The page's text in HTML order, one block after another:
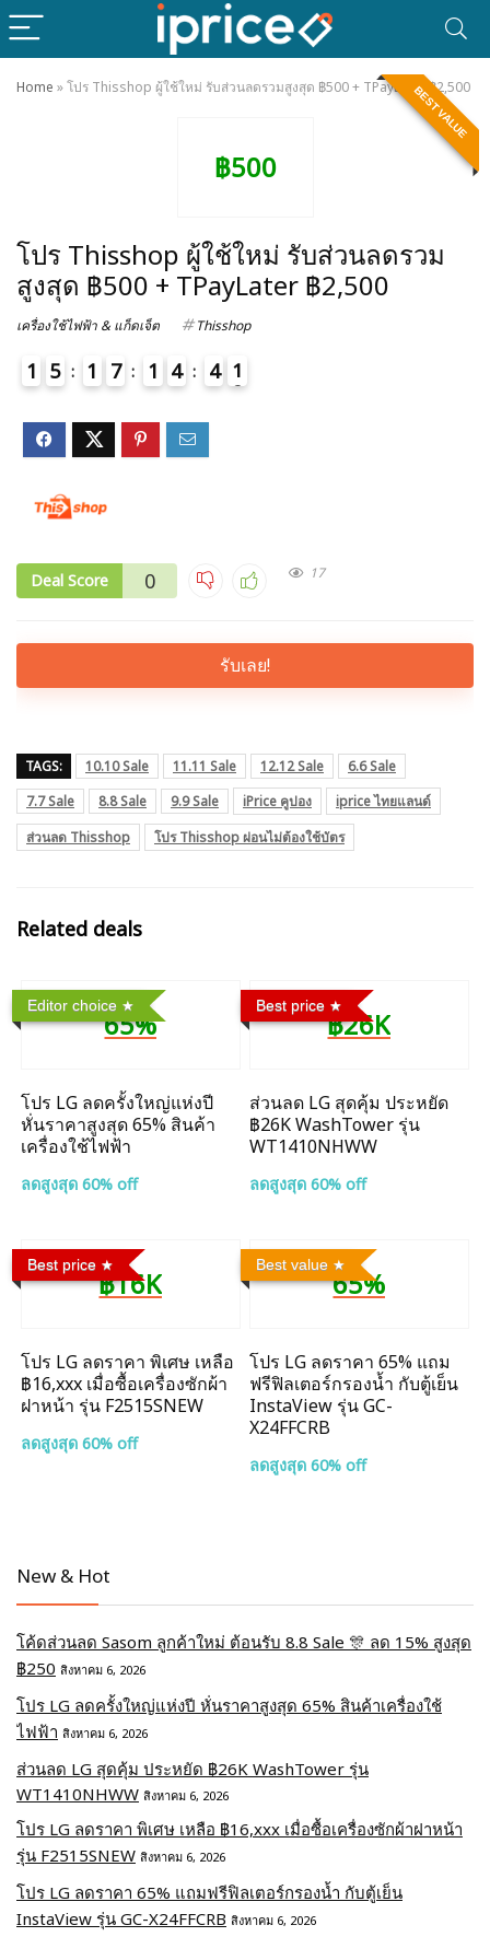
Home »โปร Thisshop ผู้ใช้ใหม่ รับส่วนลดรวมสูงสุด ฿500 + TPayLater ฿2,500
BEST VALUE
฿500
โปร Thisshop ผู้ใช้ใหม่ รับส่วนลดรวม
สูงสุด ฿500 + TPayLater ฿2,500
เครื่องใช้ไฟฟ้า & แก็ดเจ็ต Thisshop
1 5 1 7 1 4 4 1
Deal Score 0 17
รับเลย!
TAGS: 10.10 Sale 11.11 Sale 12.12 Sale
6.6 Sale
7.7 Sale
8.8 Sale 9.9 Sale iPrice คูปอง
iprice ไทยแลนด์
ส่วนลด Thisshop
โปร Thisshop ผ่อนไม่ต้องใช้บัตร
Related deals
Editor choice
65%
โปร LG ลดครั้งใหญ่แห่งปี
หั่นราคาสูงสุด 65% สินค้า
เครื่องใช้ไฟฟ้า
ลดสูงสุด 60% off
Best price
฿26K
ส่วนลด LG สุดคุ้ม ประหยัด
฿26K WashTower รุ่น
WT1410NHWW
ลดสูงสุด 60% off
Best price
฿16K
โปร LG ลดราคา พิเศษ เหลือ
฿16,xxx เมื่อซื้อเครื่องซักผ้า
ฝาหน้า รุ่น F2515SNEW
ลดสูงสุด 60% off
Best value
65%
โปร LG ลดราคา 65% แถม
ฟรีฟิลเตอร์กรองน้ำ กับตู้เย็น
InstaView รุ่น GC-
X24FFCRB
ลดสูงสุด 60% off
New & Hot
โค้ดส่วนลด Sasom ลูกค้าใหม่ ต้อนรับ 8.8 Sale 🎊 ลด 15% สูงสุด
฿250 สิงหาคม 6, 2026
โปร LG ลดครั้งใหญ่แห่งปี หั่นราคาสูงสุด 65% สินค้าเครื่องใช้
ไฟฟ้า สิงหาคม 6, 2026
ส่วนลด LG สุดคุ้ม ประหยัด ฿26K WashTower รุ่น
WT1410NHWW สิงหาคม 6, 2026
โปร LG ลดราคา พิเศษ เหลือ ฿16,xxx เมื่อซื้อเครื่องซักผ้าฝาหน้า
รุ่น F2515SNEW สิงหาคม 6, 2026
โปร LG ลดราคา 65% แถมฟรีฟิลเตอร์กรองน้ำ กับตู้เย็น
InstaView รุ่น GC-X24FFCRB สิงหาคม 6, 2026